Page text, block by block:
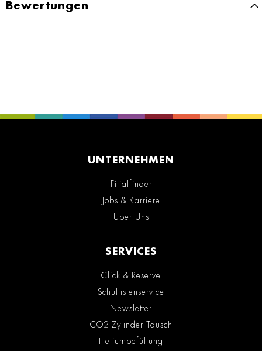
Bewertungen
UNTERNEHMEN
Filialfinder
Jobs & Karriere
Über Uns
SERVICES
Click & Reserve
Schullistenservice
Newsletter
CO2-Zylinder Tausch
Heliumbefüllung